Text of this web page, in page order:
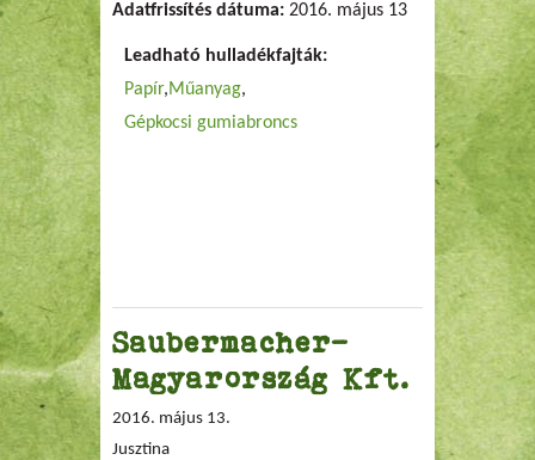
Adatfrissítés dátuma: 2016. május 13
Leadható hulladékfajták:
Papír Műanyag
Gépkocsi gumiabroncs
Saubermacher-
Magyarország Kft.
2016. május 13.
Jusztina